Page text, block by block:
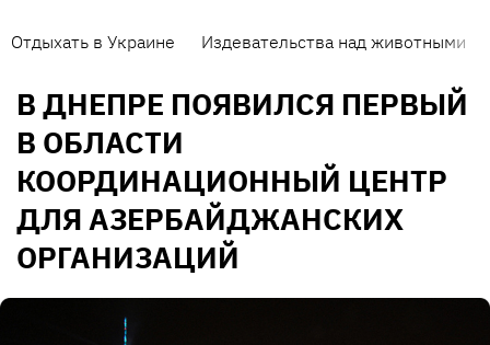
Отдыхать в Украине Издевательства над животными
В ДНЕПРЕ ПОЯВИЛСЯ ПЕРВЫЙ
В ОБЛАСТИ
КООРДИНАЦИОННЫЙ ЦЕНТР
ДЛЯ АЗЕРБАЙДЖАНСКИХ
ОРГАНИЗАЦИЙ